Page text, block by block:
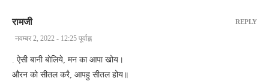
रामजी
नवम्बर 2, 2022 - 12:25 पूर्वाह्न
. ऐसी बानी बोलिये, मन का आपा खोय।
औरन को सीतल करै, आपहु सीतल होय॥
REPLY